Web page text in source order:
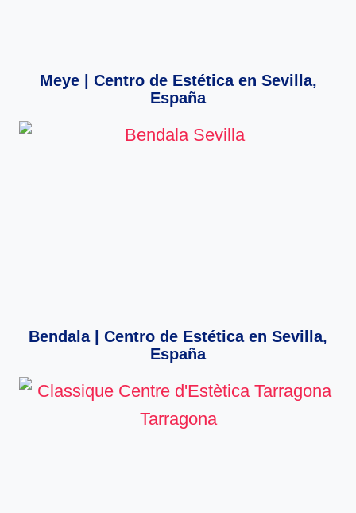
Meye | Centro de Estética en Sevilla,
España
Bendala | Centro de Estética en Sevilla,
España